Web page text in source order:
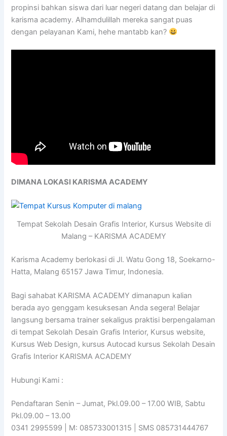
propinsi bahkan siswa dari luar negeri datang dan belajar di
karisma academy. Alhamdulillah mereka sangat puas
dengan pelayanan Kami, hehe mantabb kan?
DIMANA LOKASI KARISMA ACADEMY
Tempat Sekolah Desain Grafis Interior, Kursus Website di
Malang – KARISMA ACADEMY
Karisma Academy berlokasi di Jl. Watu Gong 18, Soekarno-
Hatta, Malang 65157 Jawa Timur, Indonesia.
Bagi sahabat KARISMA ACADEMY dimanapun kalian
berada ayo genggam kesuksesan Anda segera! Belajar
langsung bersama trainer sekaligus praktisi berpengalaman
di tempat Sekolah Desain Grafis Interior, Kursus website,
Kursus Web Design, kursus Autocad kursus Sekolah Desain
Grafis Interior KARISMA ACADEMY
Hubungi Kami :
Pendaftaran Senin – Jumat, Pkl.09.00 – 17.00 WIB, Sabtu
Pkl.09.00 – 13.00
0341 2995599 | M: 085733001315 | SMS 085731444767